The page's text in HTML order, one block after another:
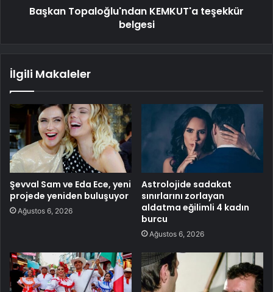
Başkan Topaloğlu'ndan KEMKUT'a teşekkür
belgesi
İlgili Makaleler
Şevval Sam ve Eda Ece, yeni
projede yeniden buluşuyor
Ağustos 6, 2026
Astrolojide sadakat
sınırlarını zorlayan
aldatma eğilimli 4 kadın
burcu
Ağustos 6, 2026